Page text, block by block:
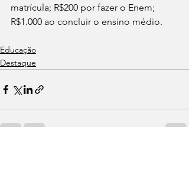
matrícula; R$200 por fazer o Enem;
R$1.000 ao concluir o ensino médio.
Educação
Destaque